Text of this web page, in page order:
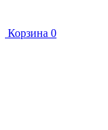
Корзина 0